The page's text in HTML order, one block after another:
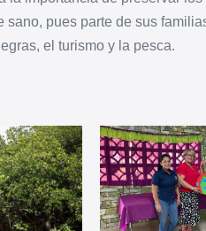
sano, pues parte de sus
el turismo y la pesca.